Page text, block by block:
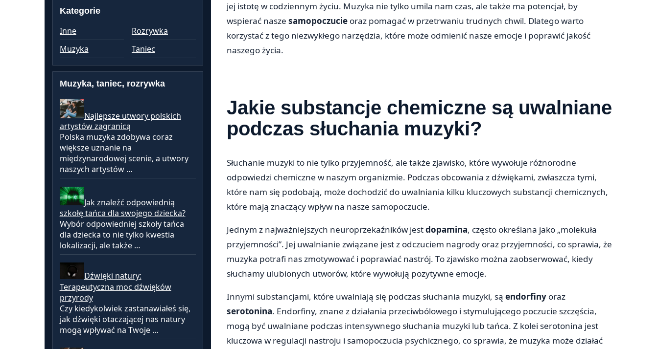
Kategorie
Inne
Muzyka
Rozrywka
Taniec
Muzyka, taniec, rozrywka
Najlepsze utwory polskich
artystów zagranicą
Polska muzyka zdobywa coraz
większe uznanie na
międzynarodowej scenie, a utwory
naszych artystów …
Jak znaleźć odpowiednią
szkołę tańca dla swojego dziecka?
Wybór odpowiedniej szkoły tańca
dla dziecka to nie tylko kwestia
lokalizacji, ale także …
Dźwięki natury:
Terapeutyczna moc dźwięków
przyrody
Czy kiedykolwiek zastanawiałeś się,
jak dźwięki otaczającej nas natury
mogą wpływać na Twoje …
jej istotę w codziennym życiu. Muzyka nie tylko umila nam czas, ale także ma potencjał, by
wspierać nasze samopoczucie oraz pomagać w przetrwaniu trudnych chwil. Dlatego warto
korzystać z tego niezwykłego narzędzia, które może odmienić nasze emocje i poprawić jakość
naszego życia.
Jakie substancje chemiczne są uwalniane
podczas słuchania muzyki?
Słuchanie muzyki to nie tylko przyjemność, ale także zjawisko, które wywołuje różnorodne
odpowiedzi chemiczne w naszym organizmie. Podczas obcowania z dźwiękami, zwłaszcza tymi,
które nam się podobają, może dochodzić do uwalniania kilku kluczowych substancji chemicznych,
które mają znaczący wpływ na nasze samopoczucie.
Jednym z najważniejszych neuroprzekaźników jestdopamina, często określana jako „molekuła
przyjemności”. Jej uwalnianie związane jest z odczuciem nagrody oraz przyjemności, co sprawia, że
muzyka potrafi nas zmotywować i poprawiać nastrój. To zjawisko można zaobserwować, kiedy
słuchamy ulubionych utworów, które wywołują pozytywne emocje.
Innymi substancjami, które uwalniają się podczas słuchania muzyki, są endorfiny oraz
serotonina. Endorfiny, znane z działania przeciwbólowego i stymulującego poczucie szczęścia,
mogą być uwalniane podczas intensywnego słuchania muzyki lub tańca. Z kolei serotonina jest
kluczowa w regulacji nastroju i samopoczucia psychicznego, co sprawia, że muzyka może działać